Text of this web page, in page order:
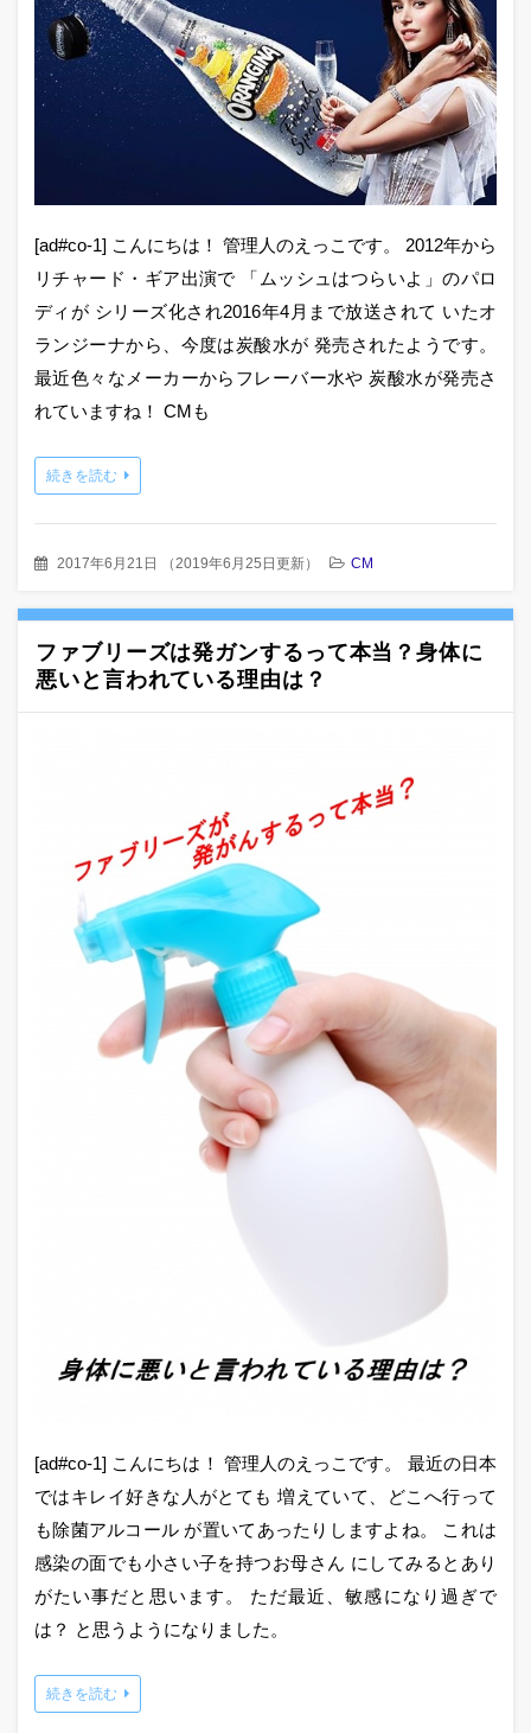
[ad#co-1] こんにちは！ 管理人のえっこです。 2012年から
リチャード・ギア出演で 「ムッシュはつらいよ」のパロ
ディが シリーズ化され2016年4月まで放送されて いたオ
ランジーナから、今度は炭酸水が 発売されたようです。
最近色々なメーカーからフレーバー水や 炭酸水が発売さ
れていますね！ CMも
続きを読む
2017年6月21日 （2019年6月25日更新） CM
ファブリーズは発ガンするって本当？身体に
悪いと言われている理由は？
[ad#co-1] こんにちは！ 管理人のえっこです。 最近の日本
ではキレイ好きな人がとても 増えていて、どこへ行って
も除菌アルコール が置いてあったりしますよね。 これは
感染の面でも小さい子を持つお母さん にしてみるとあり
がたい事だと思います。 ただ最近、敏感になり過ぎで
は？ と思うようになりました。
続きを読む